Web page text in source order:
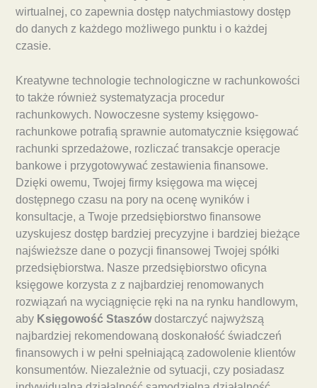
wirtualnej, co zapewnia dostęp natychmiastowy dostęp
do danych z każdego możliwego punktu i o każdej
czasie.
Kreatywne technologie technologiczne w rachunkowości
to także również systematyzacja procedur
rachunkowych. Nowoczesne systemy księgowo-
rachunkowe potrafią sprawnie automatycznie księgować
rachunki sprzedażowe, rozliczać transakcje operacje
bankowe i przygotowywać zestawienia finansowe.
Dzięki owemu, Twojej firmy księgowa ma więcej
dostępnego czasu na pory na ocenę wyników i
konsultacje, a Twoje przedsiębiorstwo finansowe
uzyskujesz dostęp bardziej precyzyjne i bardziej bieżące
najświeższe dane o pozycji finansowej Twojej spółki
przedsiębiorstwa. Nasze przedsiębiorstwo oficyna
księgowe korzysta z z najbardziej renomowanych
rozwiązań na wyciągnięcie ręki na na rynku handlowym,
aby Księgowość Staszówdostarczyć najwyższą
najbardziej rekomendowaną doskonałość świadczeń
finansowych i w pełni spełniającą zadowolenie klientów
konsumentów. Niezależnie od sytuacji, czy posiadasz